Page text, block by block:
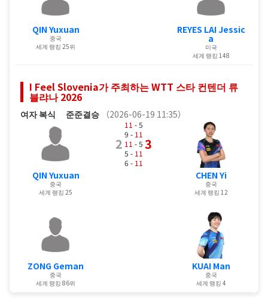
QIN Yuxuan
중국
세계 랭킹 25위
REYES LAI Jessic
a
미국
세계 랭킹 148
I Feel Slovenia가 주최하는 WTT 스타 컨텐더 류
블랴나 2026
여자 복식 준준결승 （2026-06-19 11:35）
QIN Yuxuan
중국
세계 랭킹 25
ZONG Geman
중국
세계 랭킹 86위
2
11 - 5
9 - 11
11 - 5
5 - 11
6 - 11
3
CHEN Yi
중국
세계 랭킹 12
KUAI Man
중국
세계 랭킹 4